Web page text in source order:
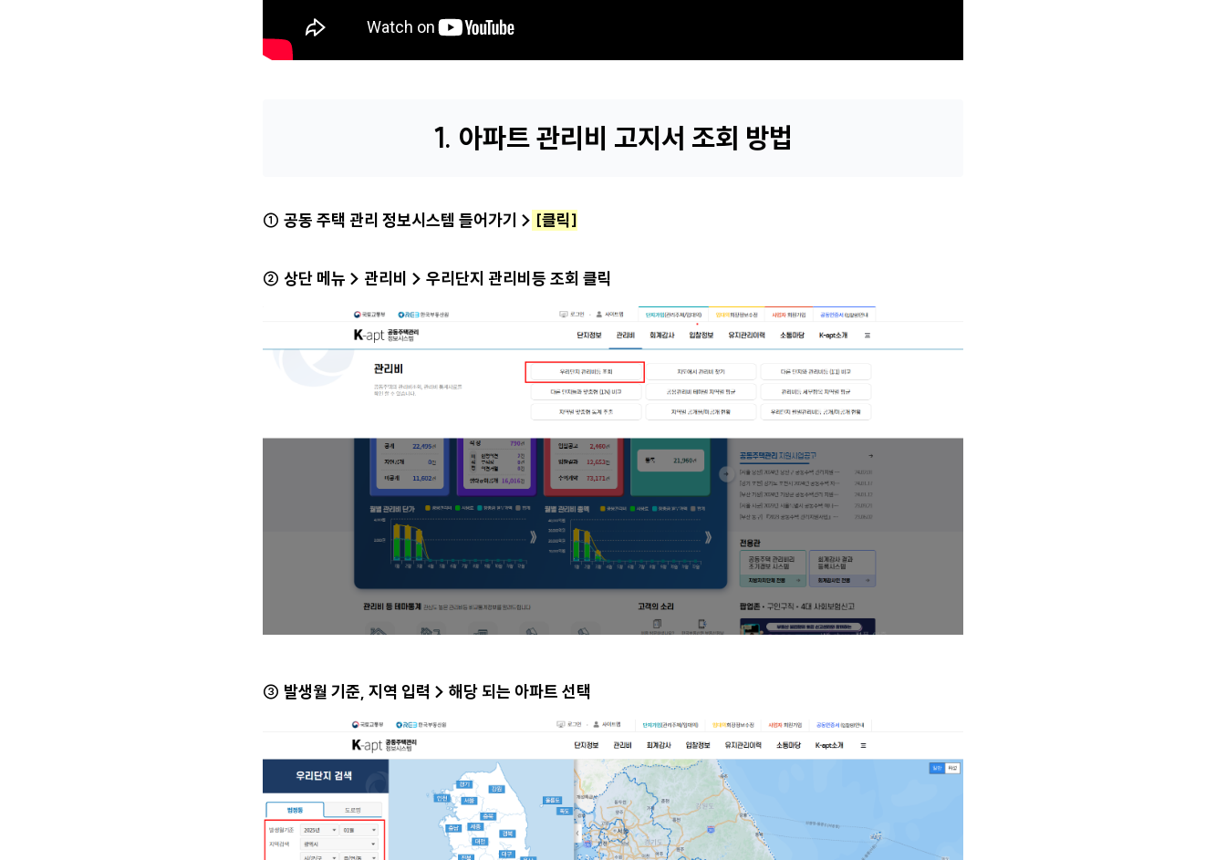
1. 아파트 관리비 고지서 조회 방법
① 공동 주택 관리 정보시스템 들어가기 > [클릭]
② 상단 메뉴 > 관리비 > 우리단지 관리비등 조회 클릭
③ 발생월 기준, 지역 입력 > 해당 되는 아파트 선택